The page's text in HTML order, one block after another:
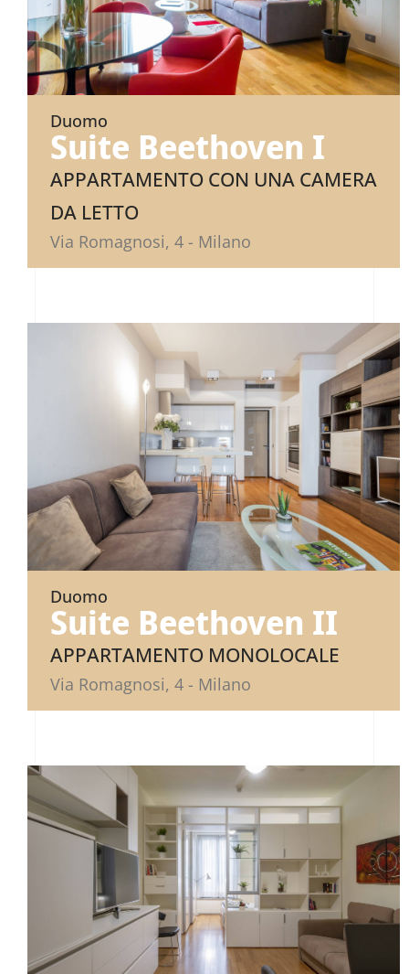
Duomo
Suite Beethoven I
APPARTAMENTO CON UNA CAMERA
DA LETTO
Via Romagnosi, 4 - Milano
Duomo
Suite Beethoven II
APPARTAMENTO MONOLOCALE
Via Romagnosi, 4 - Milano